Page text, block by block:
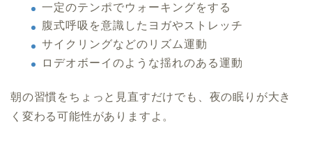
一定のテンポでウォーキングをする
腹式呼吸を意識したヨガやストレッチ
サイクリングなどのリズム運動
ロデオボーイのような揺れのある運動
朝の習慣をちょっと見直すだけでも、夜の眠りが大き
く変わる可能性がありますよ。